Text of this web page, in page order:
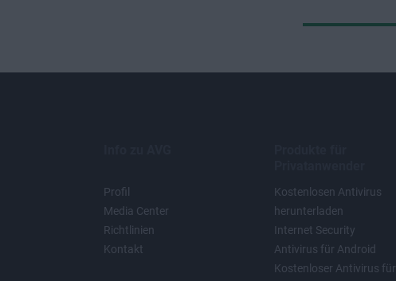
Profil
Media Center
Richtlinien
Kontakt
Kostenlosen Antivirus
herunterladen
Internet Security
Antivirus für Android
Kostenloser Antivirus für